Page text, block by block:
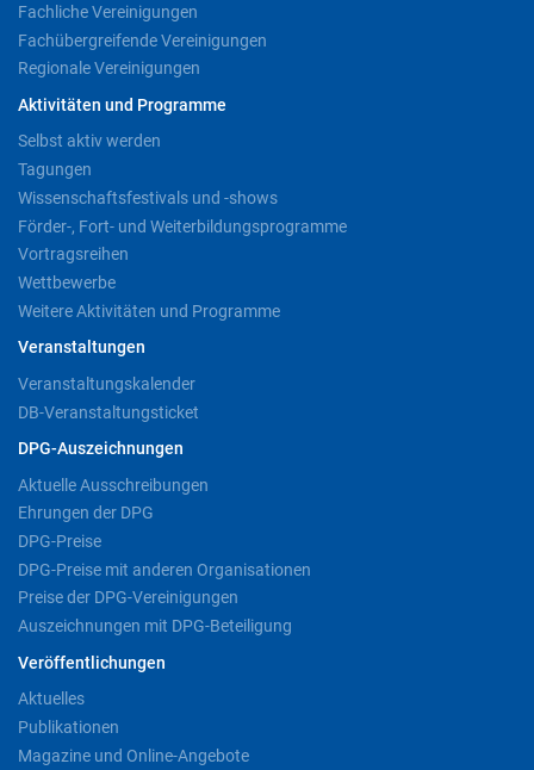
Fachliche Vereinigungen
Fachübergreifende Vereinigungen
Regionale Vereinigungen
Aktivitäten und Programme
Selbst aktiv werden
Tagungen
Wissenschaftsfestivals und -shows
Förder-, Fort- und Weiterbildungsprogramme
Vortragsreihen
Wettbewerbe
Weitere Aktivitäten und Programme
Veranstaltungen
Veranstaltungskalender
DB-Veranstaltungsticket
DPG-Auszeichnungen
Aktuelle Ausschreibungen
Ehrungen der DPG
DPG-Preise
DPG-Preise mit anderen Organisationen
Preise der DPG-Vereinigungen
Auszeichnungen mit DPG-Beteiligung
Veröffentlichungen
Aktuelles
Publikationen
Magazine und Online-Angebote